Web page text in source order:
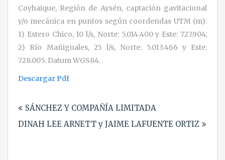
Coyhaique, Región de Aysén, captación gavitacional
y/o mecánica en puntos según coordendas UTM (m):
1) Estero Chico, 10 l/s, Norte: 5.014.400 y Este: 727.904;
2) Río Mañiguales, 25 l/s, Norte: 5.013.466 y Este:
728.005. Datum WGS84.
Descargar Pdf
de
entradas
SÁNCHEZ Y COMPAÑÍA LIMITADA
DINAH LEE ARNETT y JAIME LAFUENTE ORTIZ